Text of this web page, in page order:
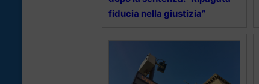
fiducia nella giustizia”